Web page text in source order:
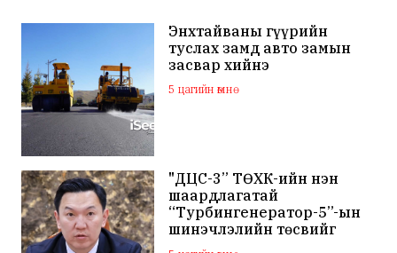
Энхтайваны гүүрийн
туслах замд авто замын
засвар хийнэ
5 цагийн өмнө
"ДЦС-3” ТӨХК-ийн нэн
шаардлагатай
“Турбингенератор-5”-ын
шинэчлэлийн төсвийг
шийдвэрлэхээр болов